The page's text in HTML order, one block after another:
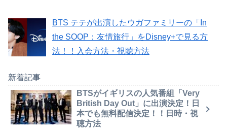
BTS テテが出演したウガファミリーの「In
the SOOP：友情旅行」をDisney+で見る方
法！！入会方法・視聴方法
新着記事
BTSがイギリスの人気番組「Very
British Day Out」に出演決定！日
本でも無料配信決定！！日時・視
聴方法